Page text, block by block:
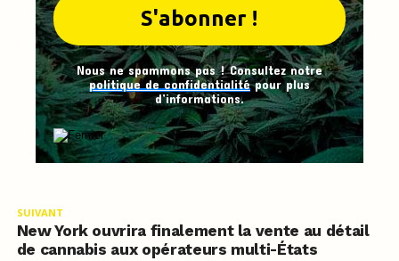
Nous ne spammons pas ! Consultez notre
politique de confidentialitépour plus
d’informations.
SUIVANT
New York ouvrira finalement la vente au détail
de cannabis aux opérateurs multi-États